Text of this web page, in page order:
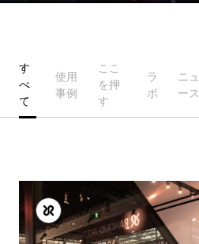
す
べ
て
使用
事例
ここ
を押
す
ラ
ボ
ニュ
ース
サスティナビリティ
お問い合わせ